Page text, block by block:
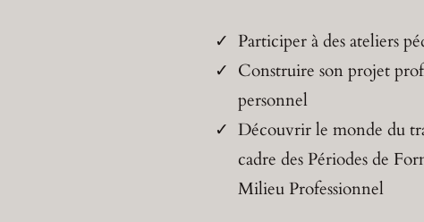
Participer à des ateliers
Construire son projet
personnel
Découvrir le monde du
cadre des Périodes de
Milieu Professionnel